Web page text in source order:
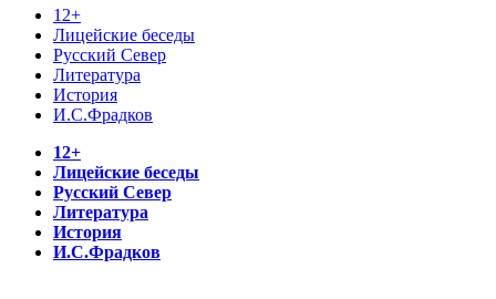
12+
Лицейские беседы
Русский Север
Литература
История
И.С.Фрадков
12+
Лицейские беседы
Русский Север
Литература
История
И.С.Фрадков